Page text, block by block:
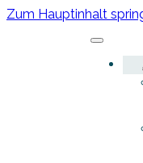
Zum Hauptinhalt